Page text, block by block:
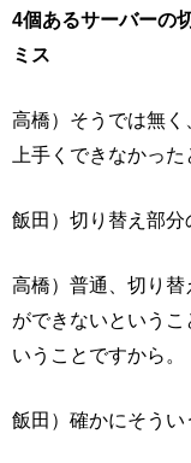
4個あるサーバーの
ミス
高橋）そうでは無
上手くできなかった
飯田）切り替え部分
高橋）普通、切り替
ができないという
いうことですから。
飯田）確かにそうい